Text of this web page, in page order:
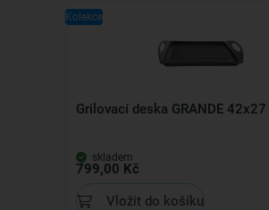
Kolekce
Grilovací deska GRANDE
skladem
799,00 Kč
Vložit do košíku